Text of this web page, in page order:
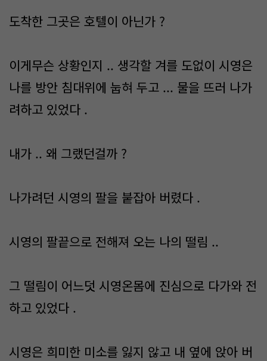
도착한 그곳은 호텔이 아닌가 ?
이게무슨 상황인지 .. 생각할 겨를 도없이 시영은
나를 방안 침대위에 눕혀 두고 ... 물을 뜨러 나가
려하고 있었다 .
내가 .. 왜 그랬던걸까 ?
나가려던 시영의 팔을 붙잡아 버렸다 .
시영의 팔끝으로 전해져 오는 나의 떨림 ..
그 떨림이 어느덧 시영온몸에 진심으로 다가와 전
하고 있었다 .
시영은 희미한 미소를 잃지 않고 내 옆에 앉아 버